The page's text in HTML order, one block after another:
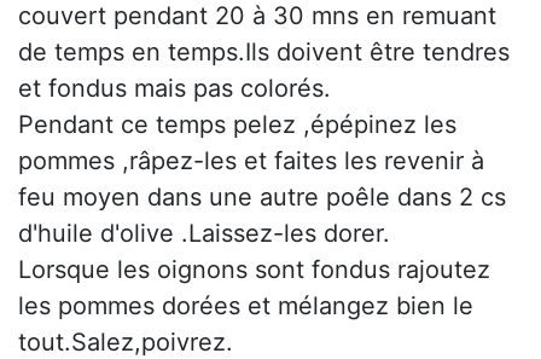
couvert pendant 20 à 30 mns en remuant
de temps en temps.Ils doivent être tendres
et fondus mais pas colorés.
Pendant ce temps pelez ,épépinez les
pommes ,râpez-les et faites les revenir à
feu moyen dans une autre poêle dans 2 cs
d'huile d'olive .Laissez-les dorer.
Lorsque les oignons sont fondus rajoutez
les pommes dorées et mélangez bien le
tout.Salez,poivrez.